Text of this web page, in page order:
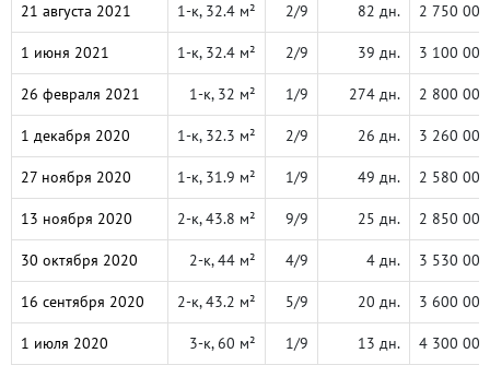
21 августа 2021 1-к, 32.4 м² 2/9 82 дн. 2 750 000
1 июня 2021 1-к, 32.4 м² 2/9 39 дн. 3 100 000
26 февраля 2021 1-к, 32 м² 1/9 274 дн. 2 800 000
1 декабря 2020 1-к, 32.3 м² 2/9 26 дн. 3 260 000
27 ноября 2020 1-к, 31.9 м² 1/9 49 дн. 2 580 000
13 ноября 2020 2-к, 43.8 м² 9/9 25 дн. 2 850 000
30 октября 2020 2-к, 44 м² 4/9 4 дн. 3 530 000
16 сентября 2020 2-к, 43.2 м² 5/9 20 дн. 3 600 000
1 июля 2020 3-к, 60 м² 1/9 13 дн. 4 300 000